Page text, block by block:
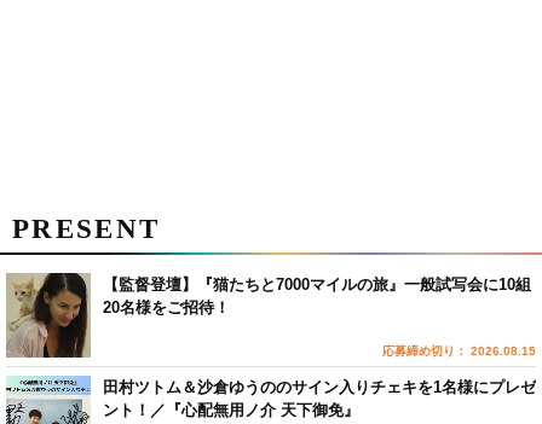
PRESENT
【監督登壇】『猫たちと7000マイルの旅』一般試写会に10組
20名様をご招待！
応募締め切り： 2026.08.15
田村ツトム＆沙倉ゆうののサイン入りチェキを1名様にプレゼ
ント！／『心配無用ノ介 天下御免』